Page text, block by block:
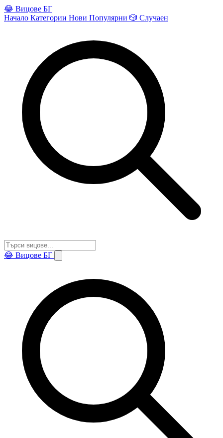
😂 Вицове БГ
Начало Категории Нови Популярни 🎲 Случаен
😂 Вицове БГ